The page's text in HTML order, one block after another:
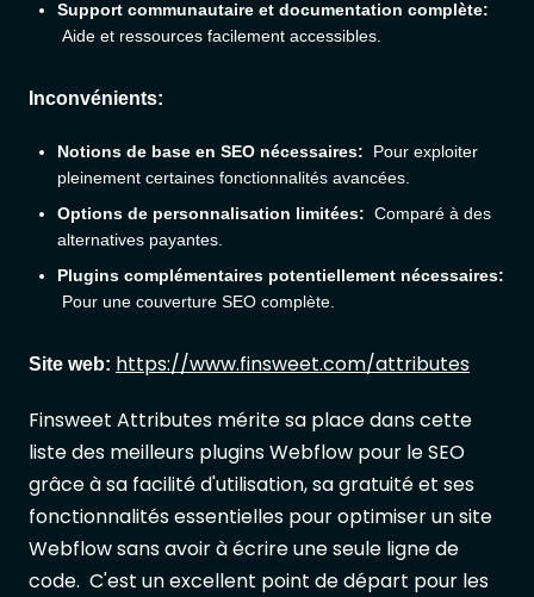
Support communautaire et documentation complète:
Aide et ressources facilement accessibles.
Inconvénients:
Notions de base en SEO nécessaires: Pour exploiter
pleinement certaines fonctionnalités avancées.
Options de personnalisation limitées: Comparé à des
alternatives payantes.
Plugins complémentaires potentiellement nécessaires:
Pour une couverture SEO complète.
Site web: https://www.finsweet.com/attributes
Finsweet Attributes mérite sa place dans cette
liste des meilleurs plugins Webflow pour le SEO
grâce à sa facilité d'utilisation, sa gratuité et ses
fonctionnalités essentielles pour optimiser un site
Webflow sans avoir à écrire une seule ligne de
code. C'est un excellent point de départ pour les